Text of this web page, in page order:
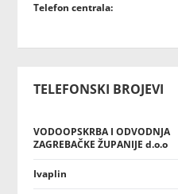
Telefon centrala:
TELEFONSKI BROJEVI
VODOOPSKRBA I ODVODNJA
ZAGREBAČKE ŽUPANIJE d.o.o
Ivaplin